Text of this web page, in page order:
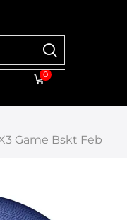
0
Game Bskt Feb